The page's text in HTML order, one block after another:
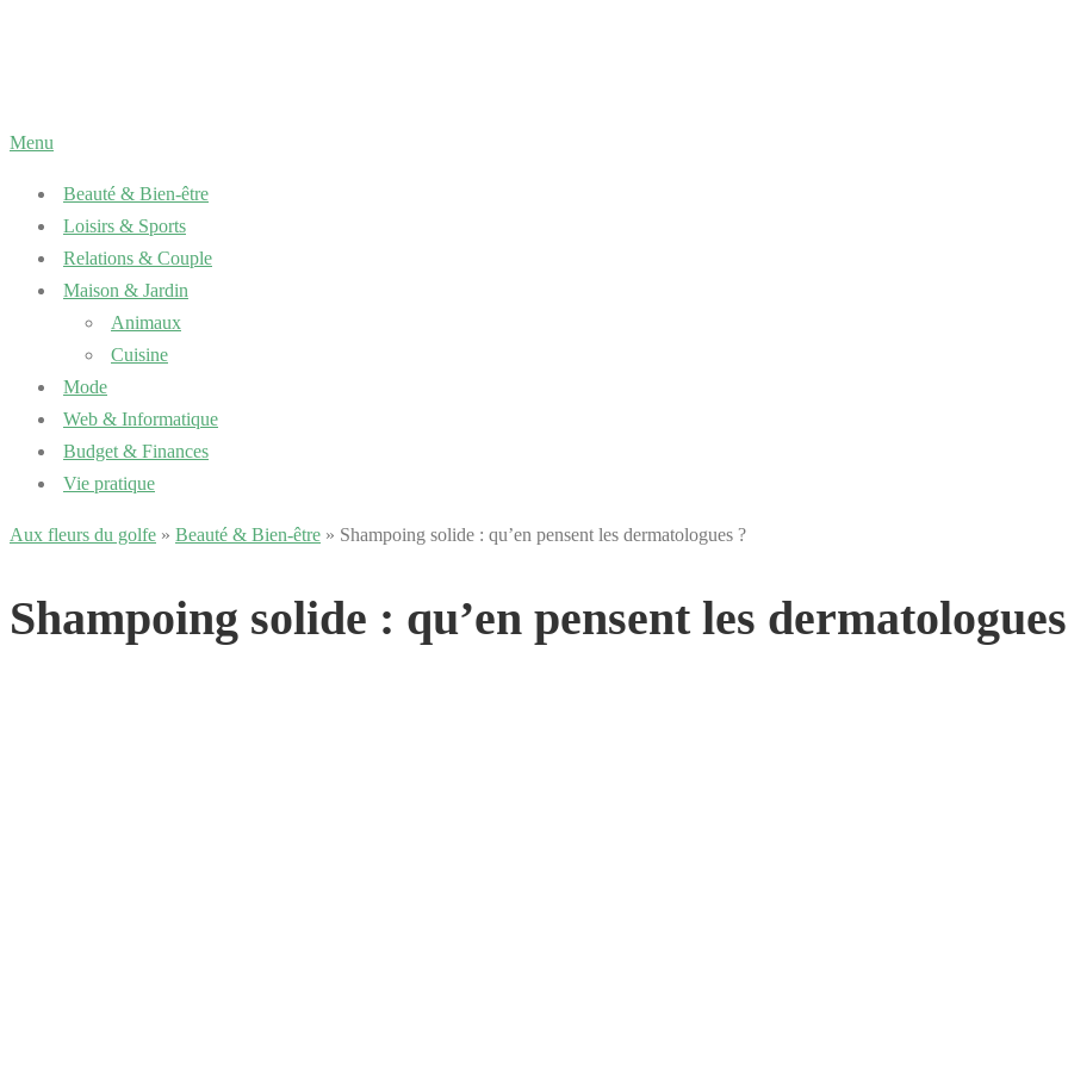
Menu
Beauté & Bien-être
Loisirs & Sports
Relations & Couple
Maison & Jardin
Animaux
Cuisine
Mode
Web & Informatique
Budget & Finances
Vie pratique
Aux fleurs du golfe » Beauté & Bien-être » Shampoing solide : qu’en pensent les dermatologues ?
Shampoing solide : qu’en pensent les